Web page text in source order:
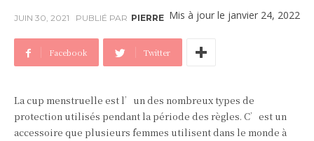
JUIN 30, 2021 Mis à jour le janvier 24, 2022
PUBLIÉ PAR PIERRE
Facebook Twitter
La cup menstruelle est l’un des nombreux types de
protection utilisés pendant la période des règles. C’est un
accessoire que plusieurs femmes utilisent dans le monde à